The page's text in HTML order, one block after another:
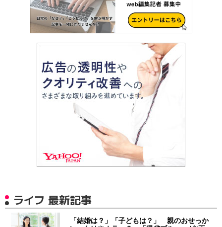
ライフ 最新記事
「結婚は？」「子どもは？」 親のおせっか